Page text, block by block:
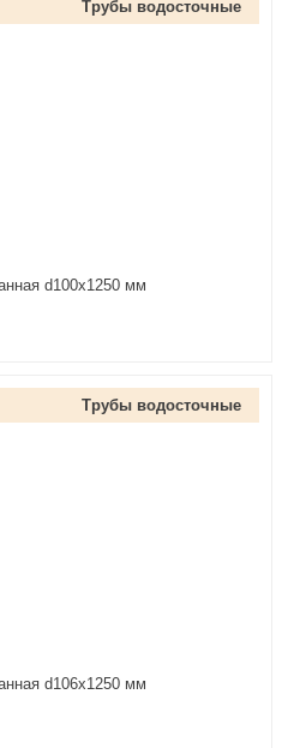
Трубы водосточные
d100x1250 мм
Трубы водосточные
d106x1250 мм